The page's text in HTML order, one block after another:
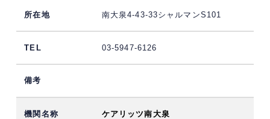
南大泉4-43-33シャルマンS101
03-5947-6126
ケアリッツ南大泉